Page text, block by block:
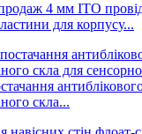
4 мм ITO
для корпусу...
скла...